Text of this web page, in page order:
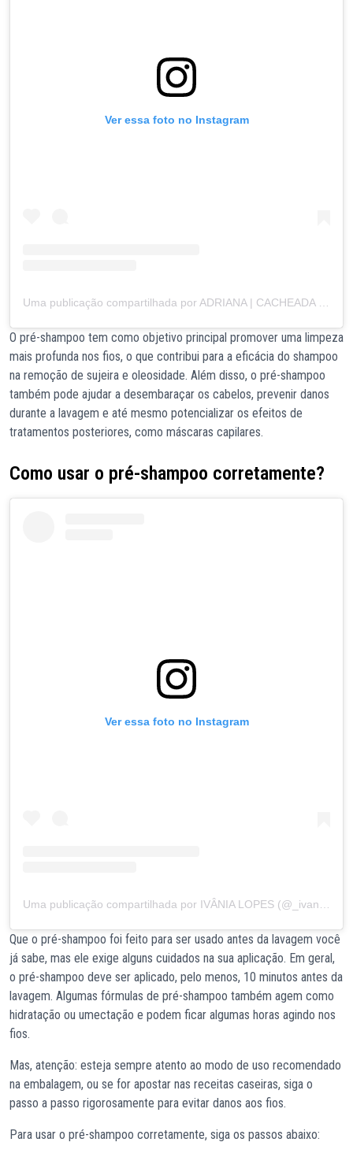
Ver essa foto no Instagram
O pré-shampoo tem como objetivo principal promover uma limpeza
mais profunda nos fios, o que contribui para a eficácia do shampoo
na remoção de sujeira e oleosidade. Além disso, o pré-shampoo
também pode ajudar a desembaraçar os cabelos, prevenir danos
durante a lavagem e até mesmo potencializar os efeitos de
tratamentos posteriores, como máscaras capilares.
Como usar o pré-shampoo corretamente?
Ver essa foto no Instagram
Que o pré-shampoo foi feito para ser usado antes da lavagem você
já sabe, mas ele exige alguns cuidados na sua aplicação. Em geral,
o pré-shampoo deve ser aplicado, pelo menos, 10 minutos antes da
lavagem. Algumas fórmulas de pré-shampoo também agem como
hidratação ou umectação e podem ficar algumas horas agindo nos
fios.
Mas, atenção: esteja sempre atento ao modo de uso recomendado
na embalagem, ou se for apostar nas receitas caseiras, siga o
passo a passo rigorosamente para evitar danos aos fios.
Para usar o pré-shampoo corretamente, siga os passos abaixo: